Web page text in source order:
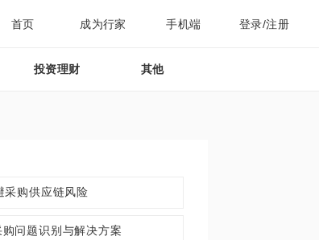
首页 成为行家 手机端 登录/注册
投资理财 其他
采购供应链风险
问题识别与解决方案